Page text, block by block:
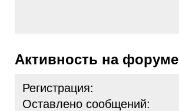
Активность на форуме
Регистрация:
Оставлено сообщений: